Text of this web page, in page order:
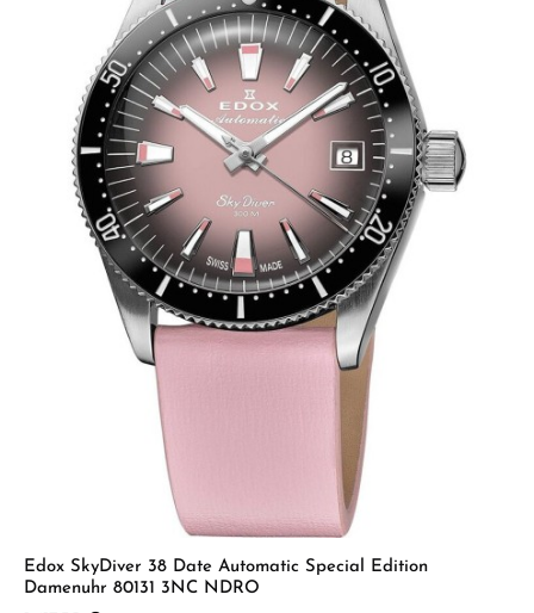
Edox SkyDiver 38 Date Automatic Special Edition
Damenuhr 80131 3NC NDRO